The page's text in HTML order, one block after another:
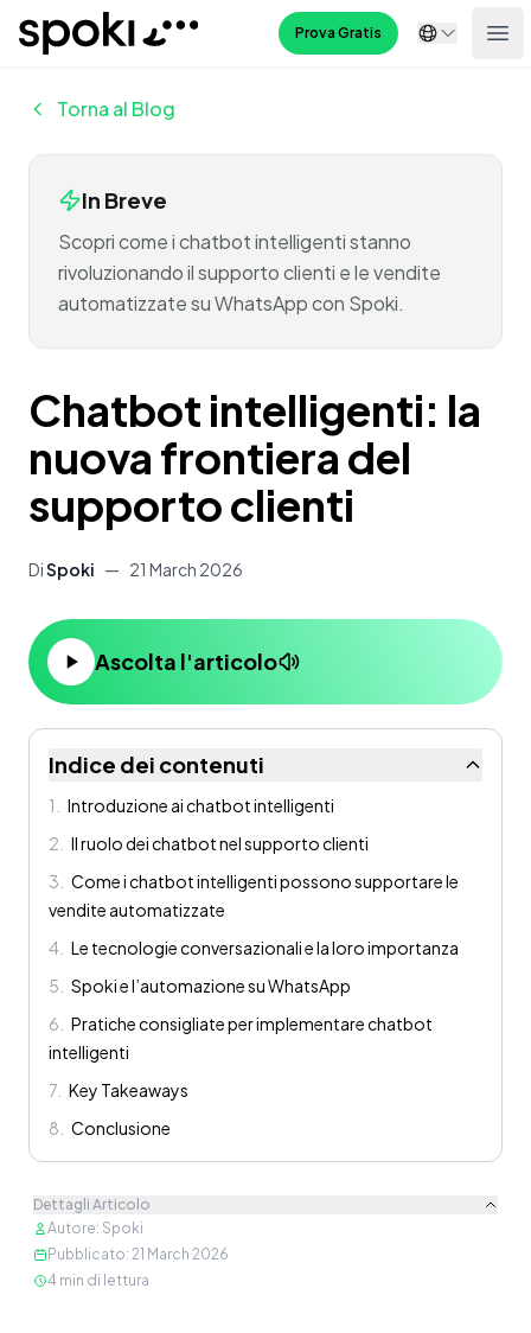
Spoki Prova Gratis
Torna al Blog
In Breve
Scopri come i chatbot intelligenti stanno
rivoluzionando il supporto clienti e le vendite
automatizzate su WhatsApp con Spoki.
Chatbot intelligenti: la
nuova frontiera del
supporto clienti
DiSpoki — 21 March 2026
Ascolta l'articolo
Indice dei contenuti
1
Introduzione ai chatbot intelligenti
2
Il ruolo dei chatbot nel supporto clienti
3
Come i chatbot intelligenti possono supportare le
vendite automatizzate
4
Le tecnologie conversazionali e la loro importanza
5
Spoki e l’automazione su WhatsApp
6
Pratiche consigliate per implementare chatbot
intelligenti
7 Key Takeaways
8
Conclusione
Dettagli Articolo
Autore: Spoki
Pubblicato: 21 March 2026
4 min di lettura